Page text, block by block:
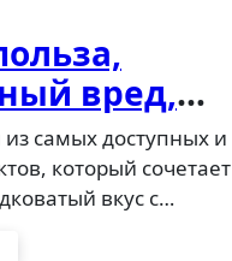
вред,
и
для
который сочетает
вкус с…